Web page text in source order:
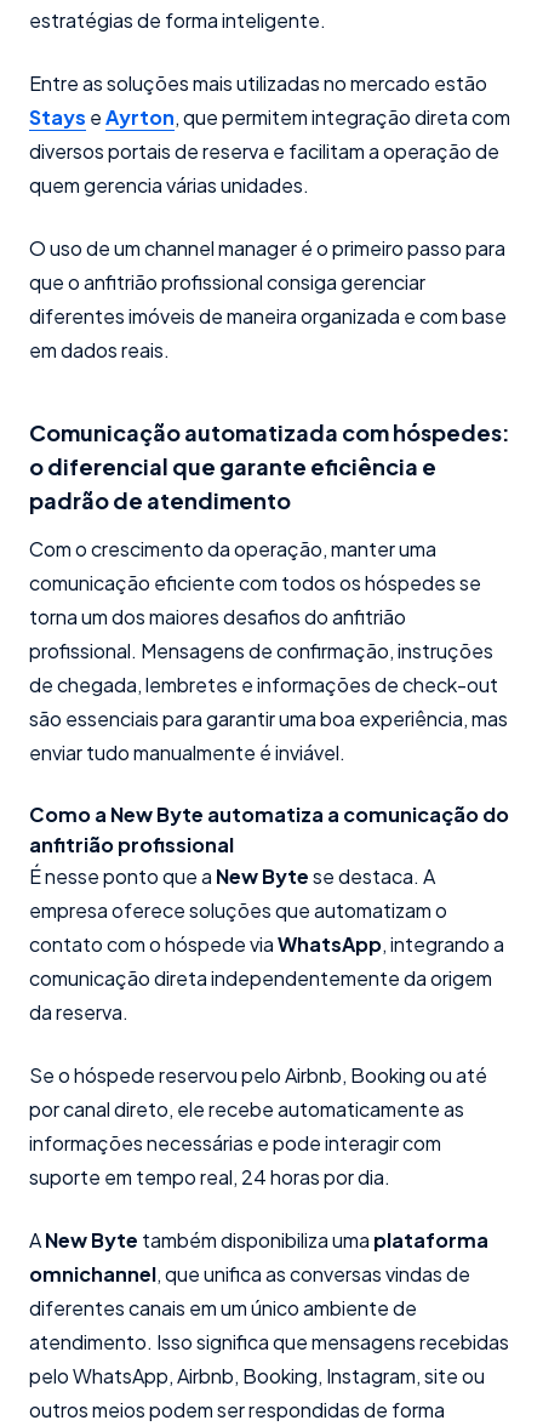
estratégias de forma inteligente.
Entre as soluções mais utilizadas no mercado estão
Stays eAyrton, que permitem integração direta com
diversos portais de reserva e facilitam a operação de
quem gerencia várias unidades.
O uso de um channel manager é o primeiro passo para
que o anfitrião profissional consiga gerenciar
diferentes imóveis de maneira organizada e com base
em dados reais.
Comunicação automatizada com hóspedes:
o diferencial que garante eficiência e
padrão de atendimento
Com o crescimento da operação, manter uma
comunicação eficiente com todos os hóspedes se
torna um dos maiores desafios do anfitrião
profissional. Mensagens de confirmação, instruções
de chegada, lembretes e informações de check-out
são essenciais para garantir uma boa experiência, mas
enviar tudo manualmente é inviável.
Como a New Byte automatiza a comunicação do
anfitrião profissional
É nesse ponto que a New Bytese destaca. A
empresa oferece soluções que automatizam o
contato com o hóspede viaWhatsApp, integrando a
comunicação direta independentemente da origem
da reserva.
Se o hóspede reservou pelo Airbnb, Booking ou até
por canal direto, ele recebe automaticamente as
informações necessárias e pode interagir com
suporte em tempo real, 24 horas por dia.
ANew Byte também disponibiliza uma plataforma
omnichannel, que unifica as conversas vindas de
diferentes canais em um único ambiente de
atendimento. Isso significa que mensagens recebidas
pelo WhatsApp, Airbnb, Booking, Instagram, site ou
outros meios podem ser respondidas de forma